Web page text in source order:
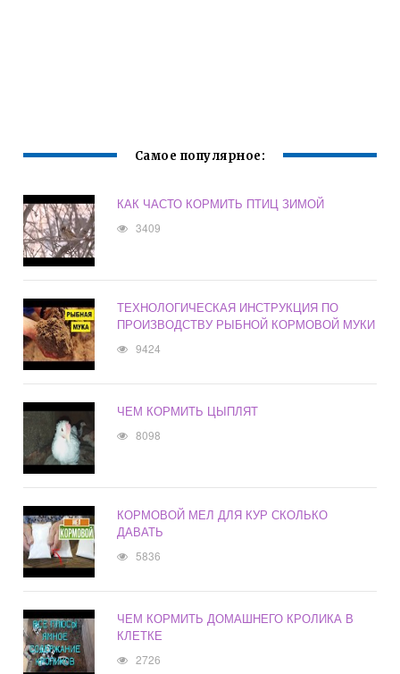
Самое популярное:
КАК ЧАСТО КОРМИТЬ ПТИЦ ЗИМОЙ
3409
ТЕХНОЛОГИЧЕСКАЯ ИНСТРУКЦИЯ ПО
ПРОИЗВОДСТВУ РЫБНОЙ КОРМОВОЙ МУКИ
9424
ЧЕМ КОРМИТЬ ЦЫПЛЯТ
8098
КОРМОВОЙ МЕЛ ДЛЯ КУР СКОЛЬКО
ДАВАТЬ
5836
ЧЕМ КОРМИТЬ ДОМАШНЕГО КРОЛИКА В
КЛЕТКЕ
2726